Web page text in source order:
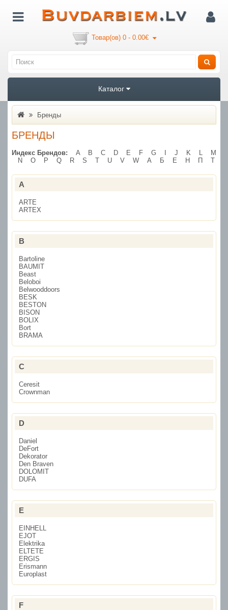
Товар(ов) 0 - 0.00€
Каталог
Бренды
БРЕНДЫ
Индекс Брендов: A B C D E F G I J K L
M
N
O P Q R S T U V W А Б Е Н П Т
A
ARTE
ARTEX
B
Bartoline
BAUMIT
Beast
Beloboi
Belwooddoors
BESK
BESTON
BISON
BOLIX
Bort
BRAMA
C
Ceresit
Crownman
D
Daniel
DeFort
Dekorator
Den Braven
DOLOMIT
DUFA
E
EINHELL
EJOT
Elektrika
ELTETE
ERGIS
Erismann
Europlast
F